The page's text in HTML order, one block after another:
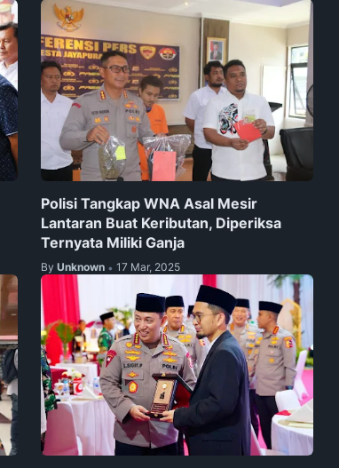
Polisi Tangkap WNA Asal Mesir
Lantaran Buat Keributan, Diperiksa
Ternyata Miliki Ganja
By Unknown • 17 Mar, 2025